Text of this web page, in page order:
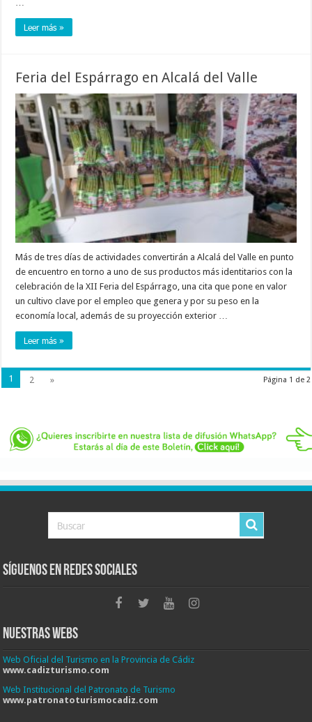
Leer más »
Feria del Espárrago en Alcalá del Valle
Más de tres días de actividades convertirán a Alcalá del Valle en punto
de encuentro en torno a uno de sus productos más identitarios con la
celebración de la XII Feria del Espárrago, una cita que pone en valor
un cultivo clave por el empleo que genera y por su peso en la
economía local, además de su proyección exterior …
Leer más »
Página 1 de 2
1 2 »
Síguenos en Redes Sociales
Nuestras Webs
Web Oficial del Turismo en la Provincia de Cádiz
www.cadizturismo.com
Web Institucional del Patronato de Turismo
www.patronatoturismocadiz.com